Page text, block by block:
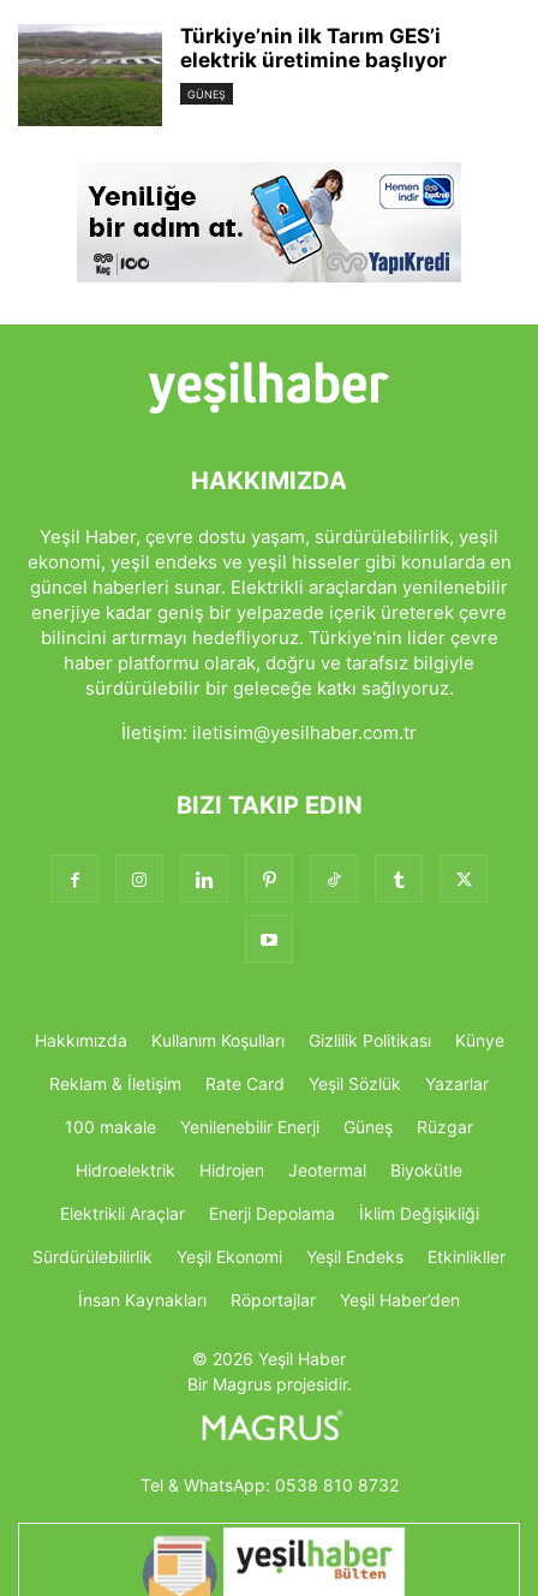
Türkiye’nin ilk Tarım GES’i
elektrik üretimine başlıyor
GÜNEŞ
HAKKIMIZDA
Yeşil Haber, çevre dostu yaşam, sürdürülebilirlik, yeşil
ekonomi, yeşil endeks ve yeşil hisseler gibi konularda en
güncel haberleri sunar. Elektrikli araçlardan yenilenebilir
enerjiye kadar geniş bir yelpazede içerik üreterek çevre
bilincini artırmayı hedefliyoruz. Türkiye'nin lider çevre
haber platformu olarak, doğru ve tarafsız bilgiyle
sürdürülebilir bir geleceğe katkı sağlıyoruz.
İletişim: iletisim@yesilhaber.com.tr
BIZI TAKIP EDIN
Hakkımızda Kullanım Koşulları Gizlilik Politikası Künye
Reklam & İletişim Rate Card Yeşil Sözlük Yazarlar
100 makale Yenilenebilir Enerji Güneş Rüzgar
Hidroelektrik Hidrojen Jeotermal Biyokütle
Elektrikli Araçlar Enerji Depolama İklim Değişikliği
Sürdürülebilirlik Yeşil Ekonomi Yeşil Endeks Etkinlikller
İnsan Kaynakları Röportajlar Yeşil Haber’den
© 2026 Yeşil Haber
Bir Magrus projesidir.
Tel & WhatsApp: 0538 810 8732